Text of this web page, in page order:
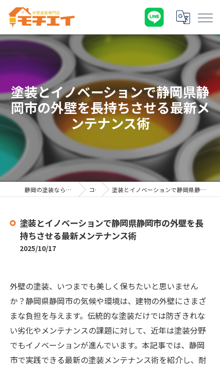
塗装とイノベーションで静岡県静
岡市の外壁を長持ちさせる最新メ
ンテナンス術
静岡の塗装なら外壁塗装専門店 モチエイ コラム 塗装とイノベーションで静岡県静岡市の外壁を長持ちさせる最新メンテナンス術
塗装とイノベーションで静岡県静岡市の外壁を長
持ちさせる最新メンテナンス術
2025/10/17
外壁の塗装、いつまでも美しく保ちたいと思いません
か？静岡県静岡市の気候や環境は、建物の外壁にさまざ
まな負担を与えます。伝統的な塗装だけでは防ぎきれな
い劣化やメンテナンスの課題に対して、近年は塗装分野
でもイノベーションが進んでいます。本記事では、静岡
市で実践できる最新の塗装メンテナンス術を紹介し、耐